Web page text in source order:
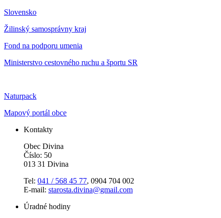
Slovensko
Žilinský samosprávny kraj
Fond na podporu umenia
Ministerstvo cestovného ruchu a športu SR
Naturpack
Mapový portál obce
Kontakty
Obec Divina
Číslo: 50
013 31 Divina
Tel: 041 / 568 45 77, 0904 704 002
E-mail: starosta.divina@gmail.com
Úradné hodiny